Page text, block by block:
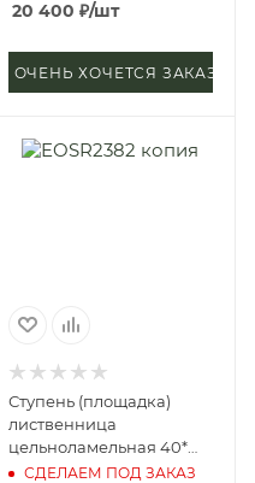
20 400 ₽/шт
ОЧЕНЬ ХОЧЕТСЯ ЗАКАЗАТЬ
Ступень (площадка)
лиственница
цельноламельная 40*
400*1200 мм (сорт
СДЕЛАЕМ ПОД ЗАКАЗ